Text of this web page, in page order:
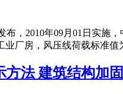
布，2010年09月01日实
厂房，风压线荷载标准
法 建筑结构加